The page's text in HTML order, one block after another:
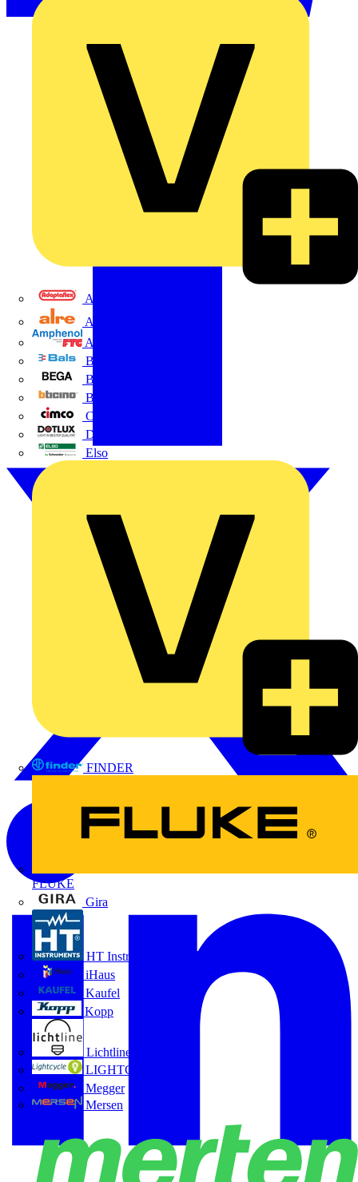
Adaptaflex
Alre
Amphenol FTG
BALS
Bega
Bticino
Cimco
DOTLUX GmbH
Elso
FINDER
FLUKE
Gira
HT Instruments GmbH
iHaus
Kaufel
Kopp
Lichtline
LIGHTCYCLE
Megger
Mersen